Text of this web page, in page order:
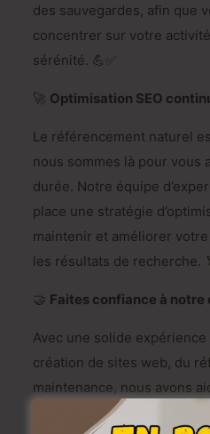
des sauvegardes, afin que
concentrer sur votre
sérénité. 💪✅
🚀 Optimisation SEO
Le référencement naturel
nous sommes là pour vous
durée. Notre équipe
place une stratégie
maintenir et améliorer
les résultats de recherche.
🤝 Faites confiance à notre
Avec une solide
création de sites web, du
maintenance, nous avons
entreprises à prospérer en